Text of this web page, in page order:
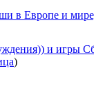
в Европе и
и игры
)